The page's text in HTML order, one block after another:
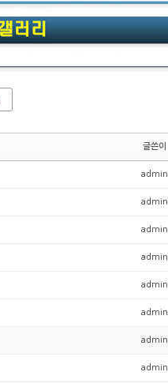
글쓴이
admin
admin
admin
admin
admin
admin
admin
admin